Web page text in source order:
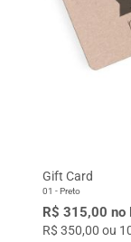
Gift Card
01 - Preto
R$ 315,00 no
R$ 350,00 ou